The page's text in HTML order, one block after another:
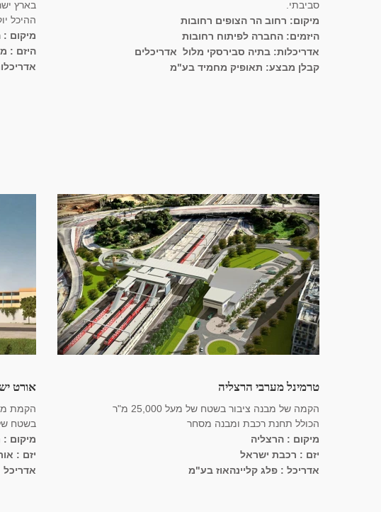
סביבתי.
מיקום: רחוב הר הצופים רחובות
היזמים: החברה לפיתוח רחובות
אדריכלות: בתיה סבירסקי מלול אדריכלים
קבלן מבצע: תאופיק מחמיד בע"מ
בארץ
ההיכל
מיקום :
היזם :
טרמינל מערבי הרצליה
הקמה של מבנה ציבור בשטח של מעל 25,000 מ"ר
הכולל תחנת רכבת ומבנה מסחר
מיקום : הרצליה
יזם : רכבת ישראל
אדריכל : פלג קליינהאוז בע"מ
אורט
הקמת
בשטח של 16,000
מיקום
יזם :
אדריכל :